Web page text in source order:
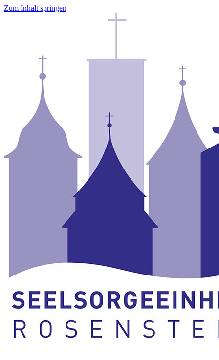
Zum Inhalt springen